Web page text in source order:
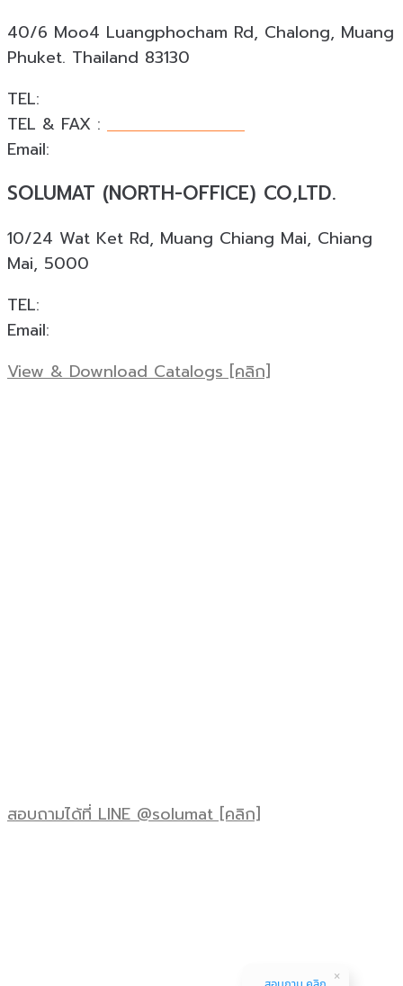
40/6 Moo4 Luangphocham Rd, Chalong, Muang
Phuket. Thailand 83130
TEL:
TEL & FAX : +66 076 540 533
Email:
SOLUMAT (NORTH-OFFICE) CO,LTD.
10/24 Wat Ket Rd, Muang Chiang Mai, Chiang
Mai, 5000
TEL:
Email:
View & Download Catalogs [คลิก]
สอบถามได้ที่ LINE @solumat [คลิก]